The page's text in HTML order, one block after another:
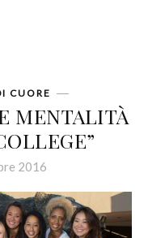
CUORE
MENTALITÀ
2016